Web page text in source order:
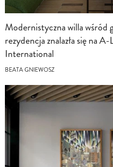
Modernistyczna willa wśród
rezydencja znalazła się na
International
BEATA GNIEWOSZ